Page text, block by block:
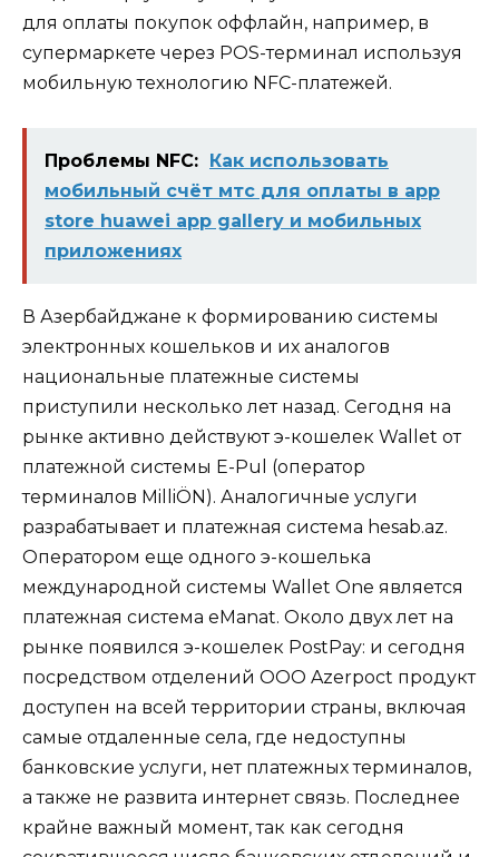
для оплаты покупок оффлайн, например, в
супермаркете через POS-терминал используя
мобильную технологию NFC-платежей.
Проблемы NFC:
Как использовать
мобильный счёт мтс для оплаты в app
store huawei app gallery и мобильных
приложениях
В Азербайджане к формированию системы
электронных кошельков и их аналогов
национальные платежные системы
приступили несколько лет назад. Сегодня на
рынке активно действуют э-кошелек Wallet от
платежной системы E-Pul (оператор
терминалов MilliÖN). Аналогичные услуги
разрабатывает и платежная система hesab.az.
Оператором еще одного э-кошелька
международной системы Wallet One является
платежная система eManat. Около двух лет на
рынке появился э-кошелек PostPay: и сегодня
посредством отделений ООО Azerpoct продукт
доступен на всей территории страны, включая
самые отдаленные села, где недоступны
банковские услуги, нет платежных терминалов,
а также не развита интернет связь. Последнее
крайне важный момент, так как сегодня